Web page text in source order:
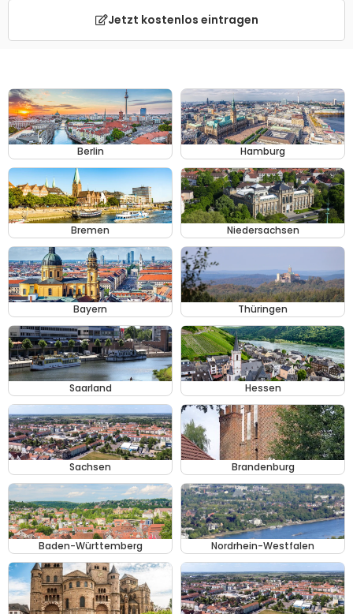
Jetzt kostenlos eintragen
Berlin Hamburg
Bremen Niedersachsen
Bayern Thüringen
Saarland Hessen
Sachsen Brandenburg
Baden-Württemberg Nordrhein-Westfalen